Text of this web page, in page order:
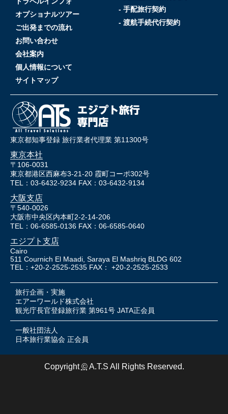
オプショナルツアー
ご出発までの流れ
お問い合わせ
会社案内
個人情報について
サイトマップ
- 手配旅行契約
- 渡航手続代行契約
東京都知事登録 旅行業者代理業 第11300号
東京本社
〒106-0031
東京都港区西麻布3-21-20 霞町コーポ302号
TEL：03-6432-9234 FAX：03-6432-9134
大阪支店
〒540-0026
大阪市中央区内本町2-2-14-206
TEL：06-6585-0136 FAX：06-6585-0640
エジプト支店
Cairo
511 Cournich El Maadi, Saraya El Mashriq BLDG 602
TEL：+20-2-2525-2535 FAX： +20-2-2525-2533
旅行企画・実施
エアーワールド株式会社
観光庁長官登録旅行業 第961号 JATA正会員
一般社団法人
日本旅行業協会 正会員
Copyright© A.T.S All Rights Reserved.